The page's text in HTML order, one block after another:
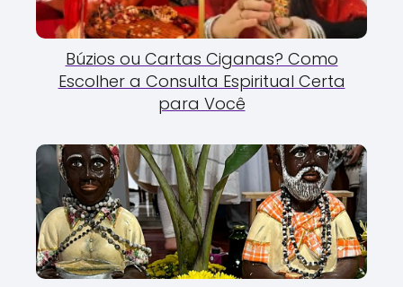
Búzios ou Cartas Ciganas? Como
Escolher a Consulta Espiritual Certa
para Você